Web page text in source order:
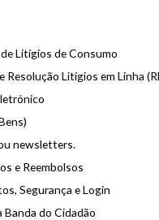
DC
PL-259
50 Ohm
220VAC - AC/DC 13.8VDC
SWR/ROE/PWR
Litígios de Consumo
Resolução Litígios em Linha
newsletters.
e Reembolsos
Segurança e Login
do Cidadão